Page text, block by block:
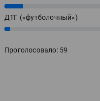
10%
ДТГ («футболочный»)
3%
Проголосовало: 59